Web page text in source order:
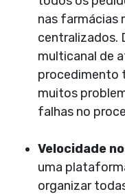
nas farmácias
centralizados.
multicanal de
procedimento
muitos
falhas no
Velocidade
uma
organizar